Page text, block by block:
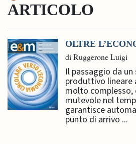
ARTICOLO
OLTRE
di Ruggerone Luigi
Il passaggio da
produttivo lineare
molto
mutevole nel
garantisce
punto di arrivo ...